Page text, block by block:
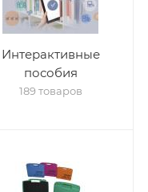
Интерактивные
пособия
189 товаров